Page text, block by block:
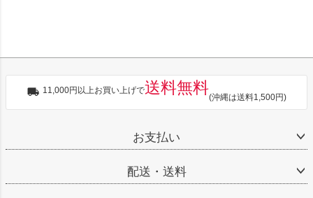
11,000円以上お買い上げで送料無料
(沖縄は送料1,500円)
お支払い
配送・送料